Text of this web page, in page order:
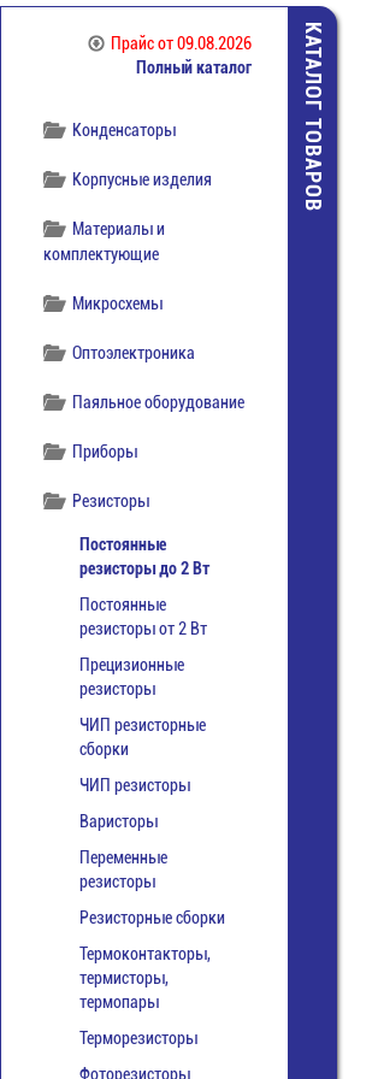
Прайсот 09.08.2026
Полный каталог
отечественная
Компоненты
Конденсаторы
Корпусные изделия
Материалы и
комплектующие
Микросхемы
Оптоэлектроника
Паяльное оборудование
Приборы
Резисторы
Постоянные
резисторы до 2 Вт
Постоянные
резисторы от 2 Вт
Прецизионные
резисторы
ЧИП резисторные
сборки
ЧИП резисторы
Варисторы
Переменные
резисторы
Резисторные сборки
Термоконтакторы,
термисторы,
термопары
Терморезисторы
Фоторезисторы
КАТАЛОГ ТОВАРОВ